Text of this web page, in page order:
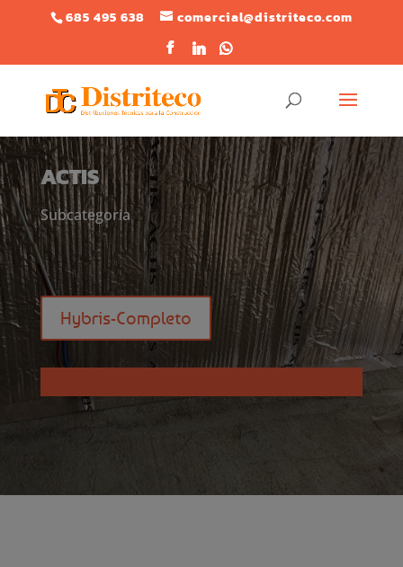
685 495 638 comercial@distriteco.com
ACTIS
Subcategoria
Hybris-Completo